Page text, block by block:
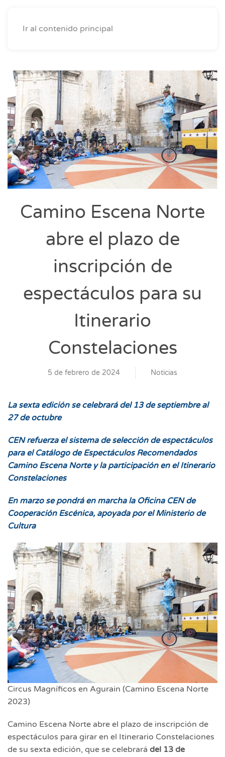
Ir al contenido principal
Camino Escena Norte
abre el plazo de
inscripción de
espectáculos para su
Itinerario
Constelaciones
5 de febrero de 2024 Noticias
La sexta edición se celebrará del 13 de septiembre al
27 de octubre
CEN refuerza el sistema de selección de espectáculos
para el Catálogo de Espectáculos Recomendados
Camino Escena Norte y la participación en el Itinerario
Constelaciones
En marzo se pondrá en marcha la Oficina CEN de
Cooperación Escénica, apoyada por el Ministerio de
Cultura
Circus Magníficos en Agurain (Camino Escena Norte
2023)
Camino Escena Norte abre el plazo de inscripción de
espectáculos para girar en el Itinerario Constelaciones
de su sexta edición, que se celebrará del 13 de